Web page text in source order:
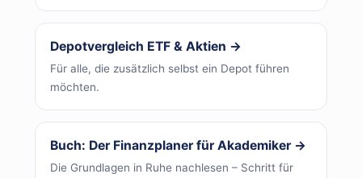
Depotvergleich ETF & Aktien →
Für alle, die zusätzlich selbst ein Depot führen
möchten.
Buch: Der Finanzplaner für Akademiker →
Die Grundlagen in Ruhe nachlesen – Schritt für